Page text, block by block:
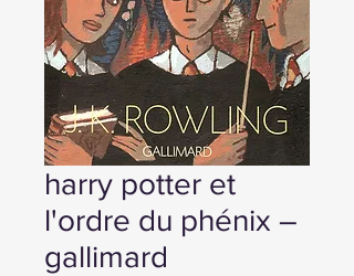
harry potter et
l'ordre du phénix –
gallimard